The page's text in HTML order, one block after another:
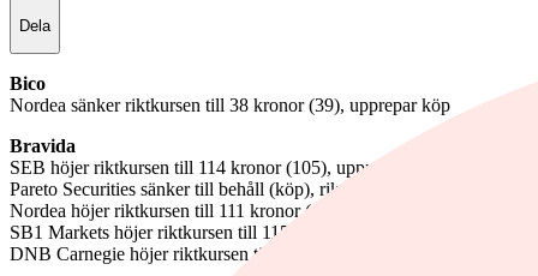
Dela
Bico
Nordea sänker riktkursen till 38 kronor (39), upprepar köp
Bravida
SEB höjer riktkursen till 114 kronor (105), upprepar köp
Pareto Securities sänker till behåll (köp), riktkurs 112 kronor (102)
Nordea höjer riktkursen till 111 kronor (105), upprepar köp
SB1 Markets höjer riktkursen till 115 kronor (100), upprepar köp
DNB Carnegie höjer riktkursen till 115 kronor (102), upprepar köp